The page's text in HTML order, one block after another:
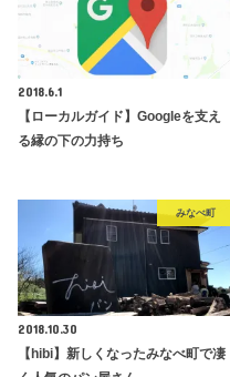
2018.6.1
【ローカルガイド】Googleを支え
る縁の下の力持ち
みなべ町
2018.10.30
【hibi】新しくなったみなべ町で凄